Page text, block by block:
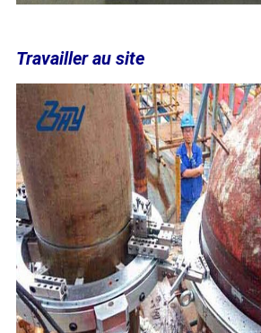
Travailler au site